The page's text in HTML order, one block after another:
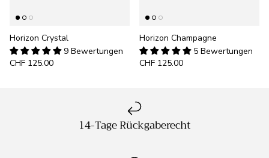
Horizon Crystal
9 Bewertungen
CHF 125.00
Horizon Champagne
5 Bewertungen
CHF 125.00
14-Tage Rückgaberecht